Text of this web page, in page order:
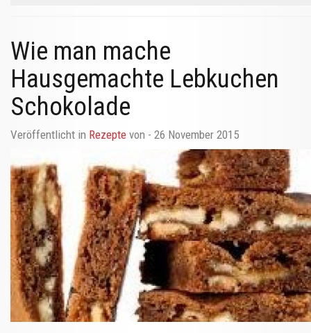
Wie man mache
Hausgemachte Lebkuchen
Schokolade
Veröffentlicht in Rezepte von - 26 November 2015